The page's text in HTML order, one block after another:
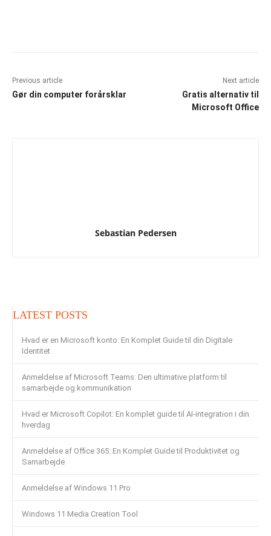
Previous article
Gør din computer forårsklar
Next article
Gratis alternativ til
Microsoft Office
Sebastian Pedersen
LATEST POSTS
Hvad er en Microsoft konto: En Komplet Guide til din Digitale
Identitet
Anmeldelse af Microsoft Teams: Den ultimative platform til
samarbejde og kommunikation
Hvad er Microsoft Copilot: En komplet guide til AI-integration i din
hverdag
Anmeldelse af Office 365: En Komplet Guide til Produktivitet og
Samarbejde
Anmeldelse af Windows 11 Pro
Windows 11 Media Creation Tool